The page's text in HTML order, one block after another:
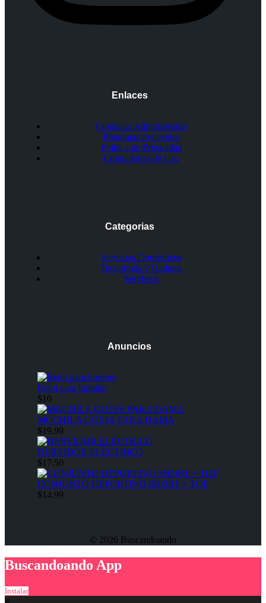
Enlaces
Contactar Administrador
Preguntas frecuentes
Política de Privacidad
Condiciones de Uso
Categorias
Servicios Domésticos
Tecnología y Gadgets
Servicios
Anuncios
Reloj para hombre
$10
MOCHILA GUESS PARA DAMA
$19.99
HERVIDOR ELÉCTRICO
$17.50
CONJUNTO DEPORTIVO SHORT + TOP
$14.99
© 2026 Buscandoando
Buscandoando App
Instalar
×